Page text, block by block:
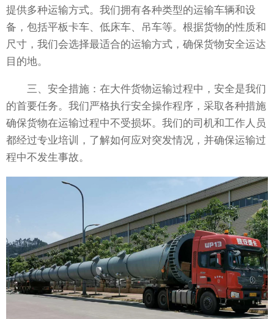
提供多种运输方式。我们拥有各种类型的运输车辆和设
备，包括平板卡车、低床车、吊车等。根据货物的性质和
尺寸，我们会选择最适合的运输方式，确保货物安全运达
目的地。
三、安全措施：在大件货物运输过程中，安全是我们
的首要任务。我们严格执行安全操作程序，采取各种措施
确保货物在运输过程中不受损坏。我们的司机和工作人员
都经过专业培训，了解如何应对突发情况，并确保运输过
程中不发生事故。